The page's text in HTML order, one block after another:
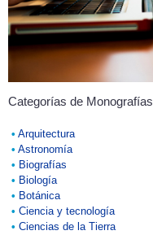
Categorías de Monografías
• Arquitectura
• Astronomía
• Biografías
• Biología
• Botánica
• Ciencia y tecnología
• Ciencias de la Tierra